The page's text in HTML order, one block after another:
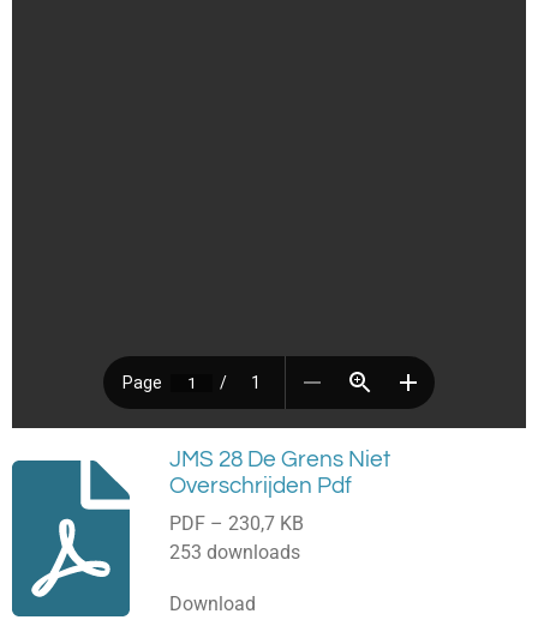
JMS 28 De Grens Niet
Overschrijden Pdf
PDF – 230,7 KB
253 downloads
Download